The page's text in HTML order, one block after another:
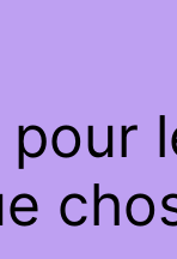
pour